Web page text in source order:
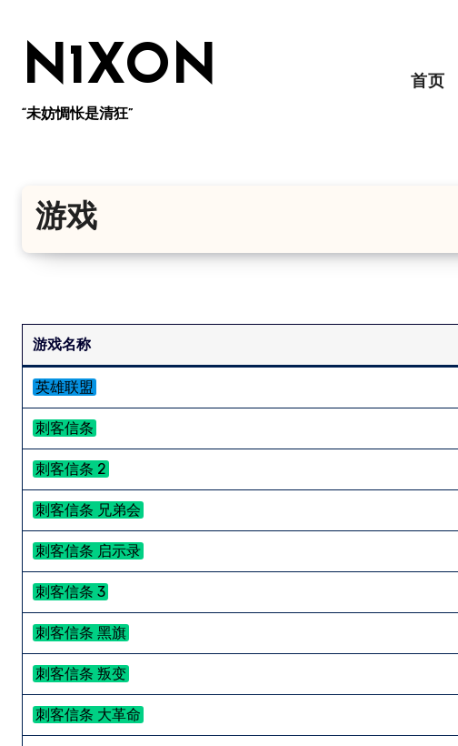
N1XON
“未妨惆怅是清狂”
首页
游戏
游戏名称
英雄联盟
刺客信条
刺客信条 2
刺客信条 兄弟会
刺客信条 启示录
刺客信条 3
刺客信条 黑旗
刺客信条 叛变
刺客信条 大革命